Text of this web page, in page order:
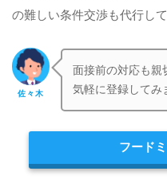
の難しい条件交渉も代行して
佐々木
面接前の対応も親
気軽に登録してみ
フード